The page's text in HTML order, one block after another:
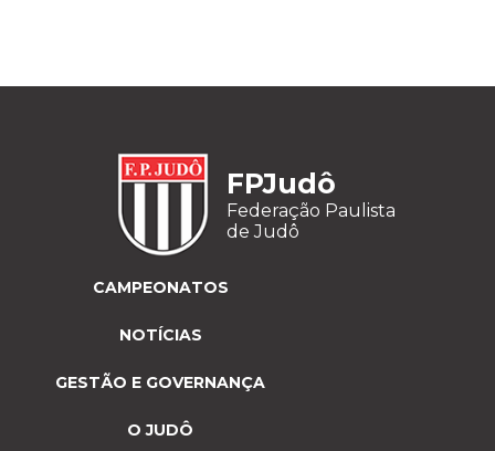
FPJudô
Federação Paulista
de Judô
CAMPEONATOS
NOTÍCIAS
GESTÃO E GOVERNANÇA
O JUDÔ